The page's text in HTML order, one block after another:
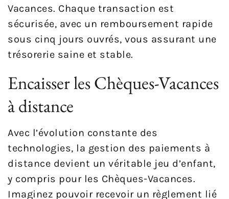
Vacances. Chaque transaction est
sécurisée, avec un remboursement rapide
sous cinq jours ouvrés, vous assurant une
trésorerie saine et stable.
Encaisser les Chèques-Vacances
à distance
Avec l’évolution constante des
technologies, la gestion des paiements à
distance devient un véritable jeu d’enfant,
y compris pour les Chèques-Vacances.
Imaginez pouvoir recevoir un règlement lié